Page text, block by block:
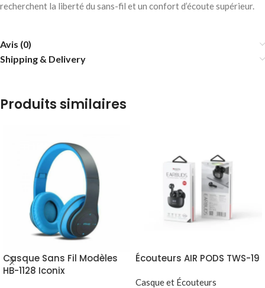
recherchent la liberté du sans-fil et un confort d’écoute supérieur.
Avis (0)
Shipping & Delivery
Produits similaires
Casque Sans Fil Modèles
HB-1128 Iconix
Écouteurs AIR PODS TWS-19
Casque et Écouteurs